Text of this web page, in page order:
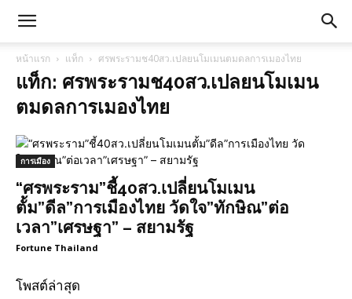
หน้าแรก แท็ก ศรพระรามช40สว.เปลยนโมเมนตมดลการเมองไทย
แท็ก: ศรพระรามช40สว.เปลยนโมเมน
ตมดลการเมองไทย
การเมือง
“ศรพระราม”ชี้40สว.เปลี่ยนโมเมน
ตั้ม”ดีล”การเมืองไทย วัดใจ”ทักษิณ”ต่อ
เวลา”เศรษฐา” – สยามรัฐ
Fortune Thailand
โพสต์ล่าสุด